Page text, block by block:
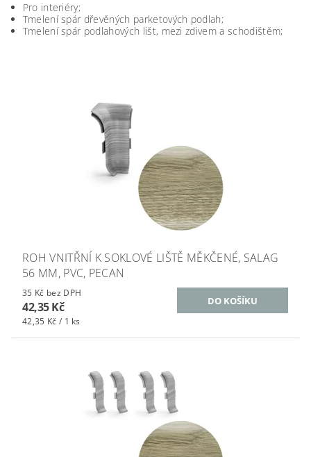
Pro interiéry;
Tmelení spár dřevěných parketových podlah;
Tmelení spár podlahových lišt, mezi zdivem a schodištěm;
ROH VNITŘNÍ K SOKLOVÉ LIŠTĚ MĚKČENÉ, SALAG
56 MM, PVC, PECAN
35 Kč bez DPH
42,35 Kč
42,35 Kč / 1 ks